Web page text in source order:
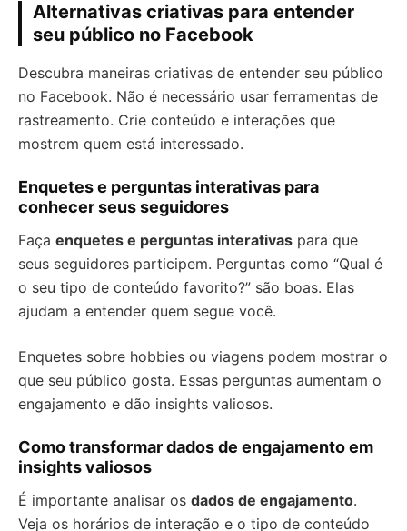
Alternativas criativas para entender
seu público no Facebook
Descubra maneiras criativas de entender seu público
no Facebook. Não é necessário usar ferramentas de
rastreamento. Crie conteúdo e interações que
mostrem quem está interessado.
Enquetes e perguntas interativas para
conhecer seus seguidores
Faça enquetes e perguntas interativas para que
seus seguidores participem. Perguntas como “Qual é
o seu tipo de conteúdo favorito?” são boas. Elas
ajudam a entender quem segue você.
Enquetes sobre hobbies ou viagens podem mostrar o
que seu público gosta. Essas perguntas aumentam o
engajamento e dão insights valiosos.
Como transformar dados de engajamento em
insights valiosos
É importante analisar os dados de engajamento.
Veja os horários de interação e o tipo de conteúdo